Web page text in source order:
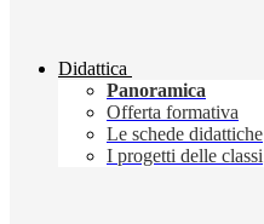
Didattica
Panoramica
Offerta formativa
Le schede didattiche
I progetti delle classi